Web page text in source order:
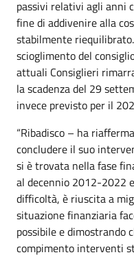
passivi relativi agli anni
fine di addivenire alla
stabilmente
scioglimento del
attuali Consiglieri
la scadenza del 29
invece previsto per il
“Ribadisco – ha
concludere il suo
si è trovata nella fase
al decennio 2012-2022
difficoltà, è riuscita a
situazione finanziaria
possibile e dimostrando
compimento interventi